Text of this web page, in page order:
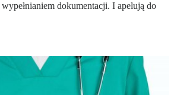
dokumentacji. I apelują do